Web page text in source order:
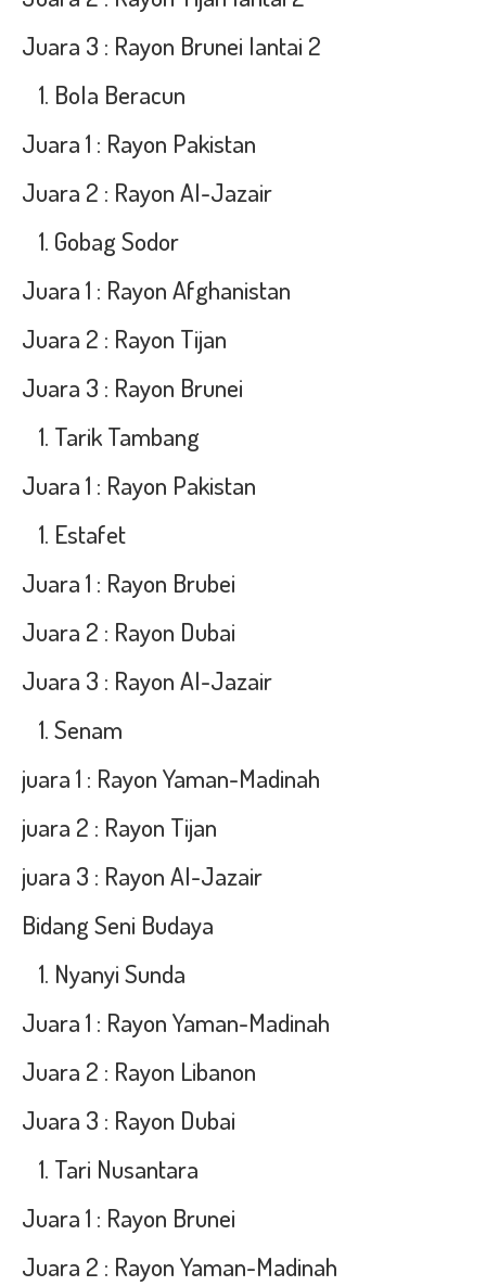
Juara 3 : Rayon Brunei lantai 2
Bola Beracun
Juara 1 : Rayon Pakistan
Juara 2 : Rayon Al-Jazair
Gobag Sodor
Juara 1 : Rayon Afghanistan
Juara 2 : Rayon Tijan
Juara 3 : Rayon Brunei
Tarik Tambang
Juara 1 : Rayon Pakistan
Estafet
Juara 1 : Rayon Brubei
Juara 2 : Rayon Dubai
Juara 3 : Rayon Al-Jazair
Senam
juara 1 : Rayon Yaman-Madinah
juara 2 : Rayon Tijan
juara 3 : Rayon Al-Jazair
Bidang Seni Budaya
Nyanyi Sunda
Juara 1 : Rayon Yaman-Madinah
Juara 2 : Rayon Libanon
Juara 3 : Rayon Dubai
Tari Nusantara
Juara 1 : Rayon Brunei
Juara 2 : Rayon Yaman-Madinah